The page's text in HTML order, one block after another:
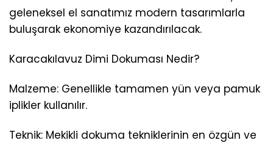
geleneksel el sanatımız modern tasarımlarla
buluşarak ekonomiye kazandırılacak.
Karacakılavuz Dimi Dokuması Nedir?
Malzeme: Genellikle tamamen yün veya pamuk
iplikler kullanılır.
Teknik: Mekikli dokuma tekniklerinin en özgün ve